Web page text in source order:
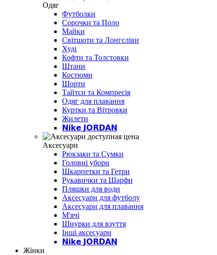
Одяг
Футболки
Сорочки та Поло
Майки
Світшоти та Лонгсліви
Худі
Кофти та Толстовки
Штани
Костюми
Шорти
Тайтси та Компресія
Одяг для плавання
Куртки та Вітровки
Жилети
𝗡𝗶𝗸𝗲 𝗝𝗢𝗥𝗗𝗔𝗡
Аксесуари
Рюкзаки та Сумки
Головні убори
Шкарпетки та Гетри
Рукавички та Шарфи
Пляшки для води
Аксесуари для футболу
Аксесуари для плавання
М'ячі
Шнурки для взуття
Інші аксесуари
𝗡𝗶𝗸𝗲 𝗝𝗢𝗥𝗗𝗔𝗡
Жінки